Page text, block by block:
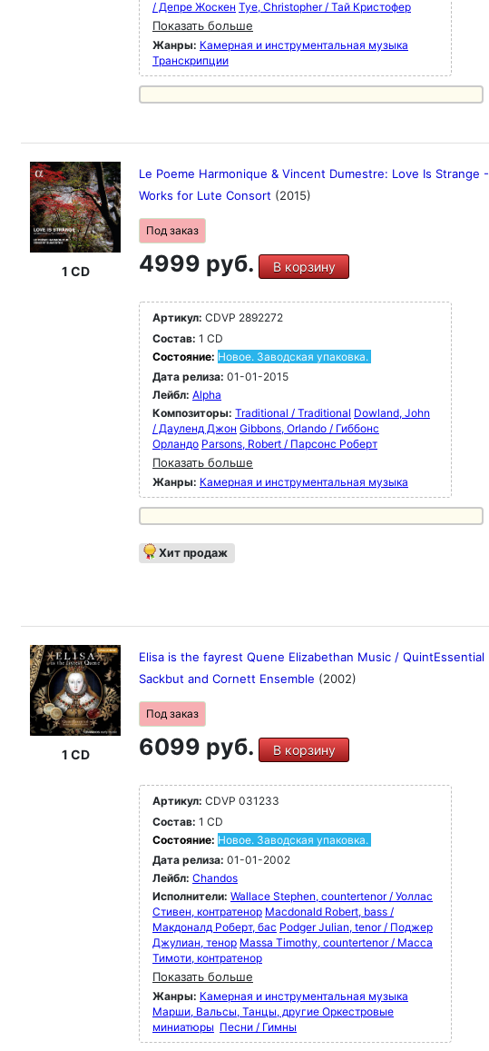
/ Депре Жоскен Tye, Christopher / Тай Кристофер
Показать больше
Жанры: Камерная и инструментальная музыка
Транскрипции
1 CD
Le Poeme Harmonique & Vincent Dumestre: Love Is Strange -
Works for Lute Consort (2015)
Под заказ
4999 руб. В корзину
Артикул: CDVP 2892272
Состав: 1 CD
Состояние: Новое. Заводская упаковка.
Дата релиза: 01-01-2015
Лейбл: Alpha
Композиторы: Traditional / Traditional Dowland, John
/ Дауленд Джон Gibbons, Orlando / Гиббонс
Орландо Parsons, Robert / Парсонс Роберт
Показать больше
Жанры: Камерная и инструментальная музыка
Хит продаж
1 CD
Elisa is the fayrest Quene Elizabethan Music / QuintEssential
Sackbut and Cornett Ensemble (2002)
Под заказ
6099 руб. В корзину
Артикул: CDVP 031233
Состав: 1 CD
Состояние: Новое. Заводская упаковка.
Дата релиза: 01-01-2002
Лейбл: Chandos
Исполнители: Wallace Stephen, countertenor / Уоллас
Стивен, контратенор Macdonald Robert, bass /
Макдоналд Роберт, бас Podger Julian, tenor / Поджер
Джулиан, тенор Massa Timothy, countertenor / Масса
Тимоти, контратенор
Показать больше
Жанры: Камерная и инструментальная музыка
Марши, Вальсы, Танцы, другие Оркестровые
миниатюры Песни / Гимны